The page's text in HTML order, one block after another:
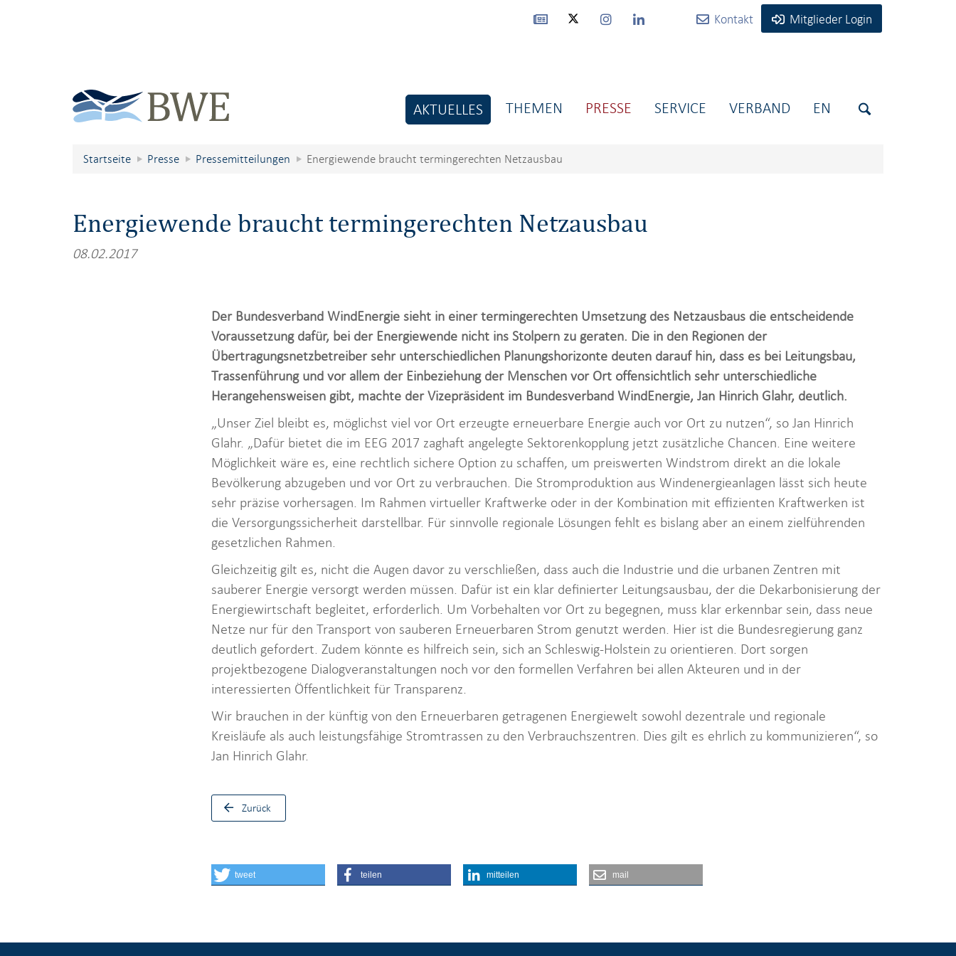
Kontakt Mitglieder Login
AKTUELLES THEMEN PRESSE SERVICE VERBAND EN
Startseite Presse Pressemitteilungen Energiewende braucht termingerechten Netzausbau
Energiewende braucht termingerechten Netzausbau
08.02.2017
Der Bundesverband WindEnergie sieht in einer termingerechten Umsetzung des Netzausbaus die entscheidende
Voraussetzung dafür, bei der Energiewende nicht ins Stolpern zu geraten. Die in den Regionen der
Übertragungsnetzbetreiber sehr unterschiedlichen Planungshorizonte deuten darauf hin, dass es bei Leitungsbau,
Trassenführung und vor allem der Einbeziehung der Menschen vor Ort offensichtlich sehr unterschiedliche
Herangehensweisen gibt, machte der Vizepräsident im Bundesverband WindEnergie, Jan Hinrich Glahr, deutlich.
„Unser Ziel bleibt es, möglichst viel vor Ort erzeugte erneuerbare Energie auch vor Ort zu nutzen“, so Jan Hinrich
Glahr. „Dafür bietet die im EEG 2017 zaghaft angelegte Sektorenkopplung jetzt zusätzliche Chancen. Eine weitere
Möglichkeit wäre es, eine rechtlich sichere Option zu schaffen, um preiswerten Windstrom direkt an die lokale
Bevölkerung abzugeben und vor Ort zu verbrauchen. Die Stromproduktion aus Windenergieanlagen lässt sich heute
sehr präzise vorhersagen. Im Rahmen virtueller Kraftwerke oder in der Kombination mit effizienten Kraftwerken ist
die Versorgungssicherheit darstellbar. Für sinnvolle regionale Lösungen fehlt es bislang aber an einem zielführenden
gesetzlichen Rahmen.
Gleichzeitig gilt es, nicht die Augen davor zu verschließen, dass auch die Industrie und die urbanen Zentren mit
sauberer Energie versorgt werden müssen. Dafür ist ein klar definierter Leitungsausbau, der die Dekarbonisierung der
Energiewirtschaft begleitet, erforderlich. Um Vorbehalten vor Ort zu begegnen, muss klar erkennbar sein, dass neue
Netze nur für den Transport von sauberen Erneuerbaren Strom genutzt werden. Hier ist die Bundesregierung ganz
deutlich gefordert. Zudem könnte es hilfreich sein, sich an Schleswig-Holstein zu orientieren. Dort sorgen
projektbezogene Dialogveranstaltungen noch vor den formellen Verfahren bei allen Akteuren und in der
interessierten Öffentlichkeit für Transparenz.
Wir brauchen in der künftig von den Erneuerbaren getragenen Energiewelt sowohl dezentrale und regionale
Kreisläufe als auch leistungsfähige Stromtrassen zu den Verbrauchszentren. Dies gilt es ehrlich zu kommunizieren“, so
Jan Hinrich Glahr.
Zurück
tweet teilen mitteilen mail